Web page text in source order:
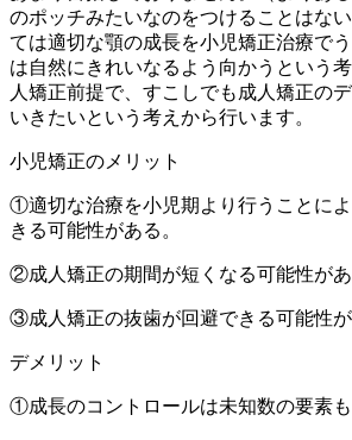
のポッチみたいなのをつけることはな
ては適切な顎の成長を小児矯正治療で
は自然にきれいなるよう向かうという
人矯正前提で、すこしでも成人矯正の
いきたいという考えから行います。
小児矯正のメリット
①適切な治療を小児期より行うことに
きる可能性がある。
②成人矯正の期間が短くなる可能性があ
③成人矯正の抜歯が回避できる可能性が
デメリット
①成長のコントロールは未知数の要素も